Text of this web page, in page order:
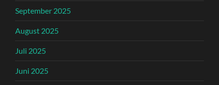
September 2025
August 2025
Juli 2025
Juni 2025